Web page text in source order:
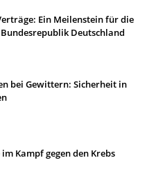
Ein Meilenstein für die
Deutschland
bei Gewittern: Sicherheit in
Kampf gegen den Krebs